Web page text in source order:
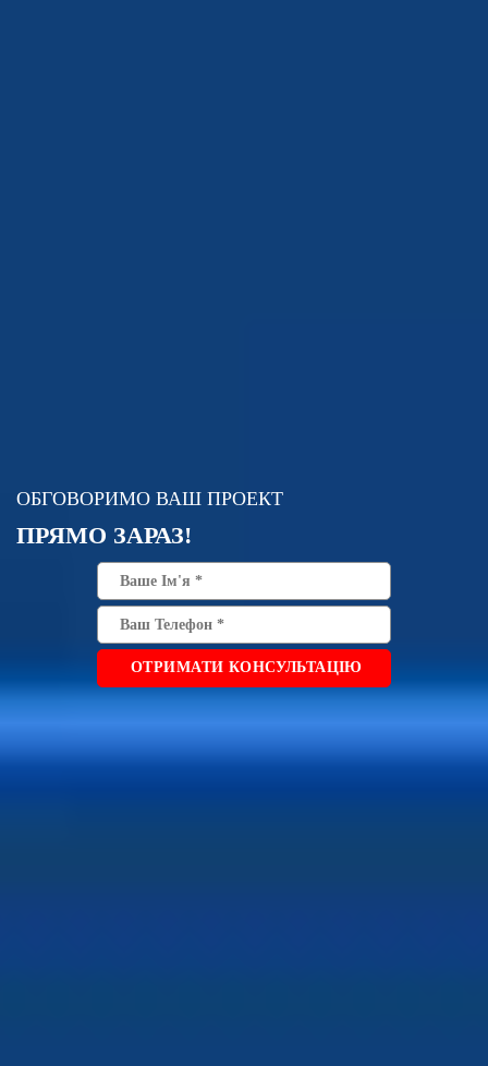
ОБГОВОРИМО ВАШ ПРОЕКТ
ПРЯМО ЗАРАЗ!